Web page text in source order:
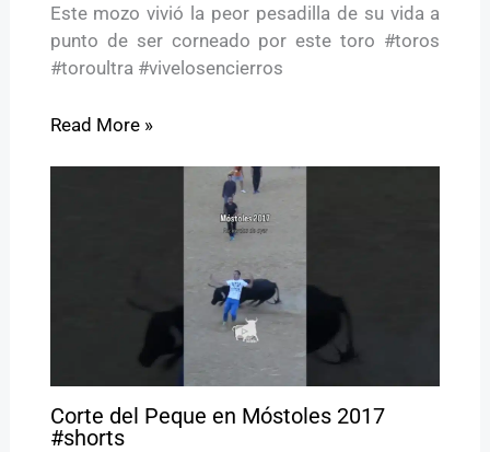
Este mozo vivió la peor pesadilla de su vida a
punto de ser corneado por este toro #toros
#toroultra #vivelosencierros
Read More »
Corte del Peque en Móstoles 2017
#shorts